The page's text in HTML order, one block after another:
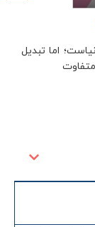
اما تبدیل
متفاوت